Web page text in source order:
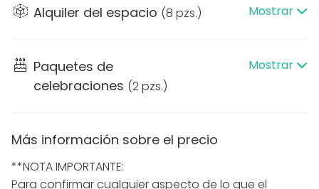
vistas, ambiente relajado y trato cercano, esta
terraza es el lugar perfecto para crear experiencias
a punto de cambiar!
Alquiler del espacio (8 pzs.) Mostrar
Paquetes de
celebraciones (2 pzs.)
Mostrar
Más información sobre el precio
**NOTA IMPORTANTE:
Para confirmar cualquier aspecto de lo que el